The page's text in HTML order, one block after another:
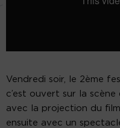
Vendredi soir, le 2ème
c’est ouvert sur la scène
avec la projection du
ensuite avec un